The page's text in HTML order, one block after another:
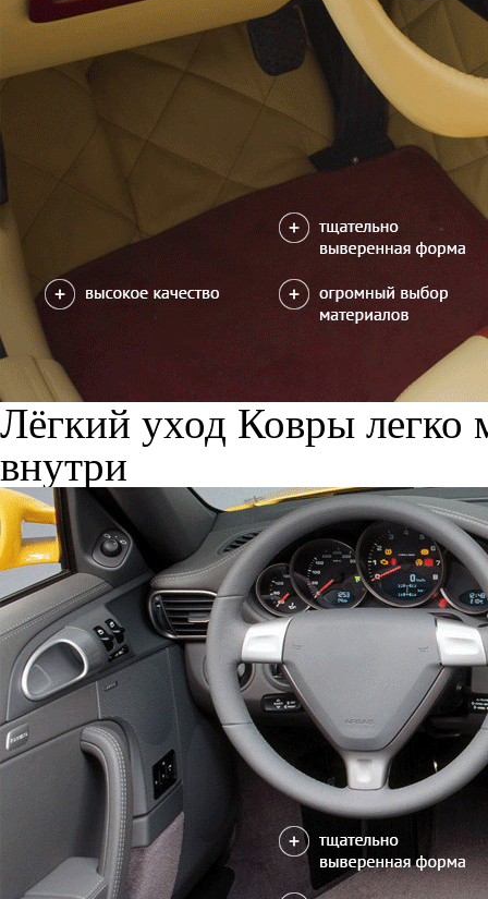
Лёгкий уход Ковры легко
внутри